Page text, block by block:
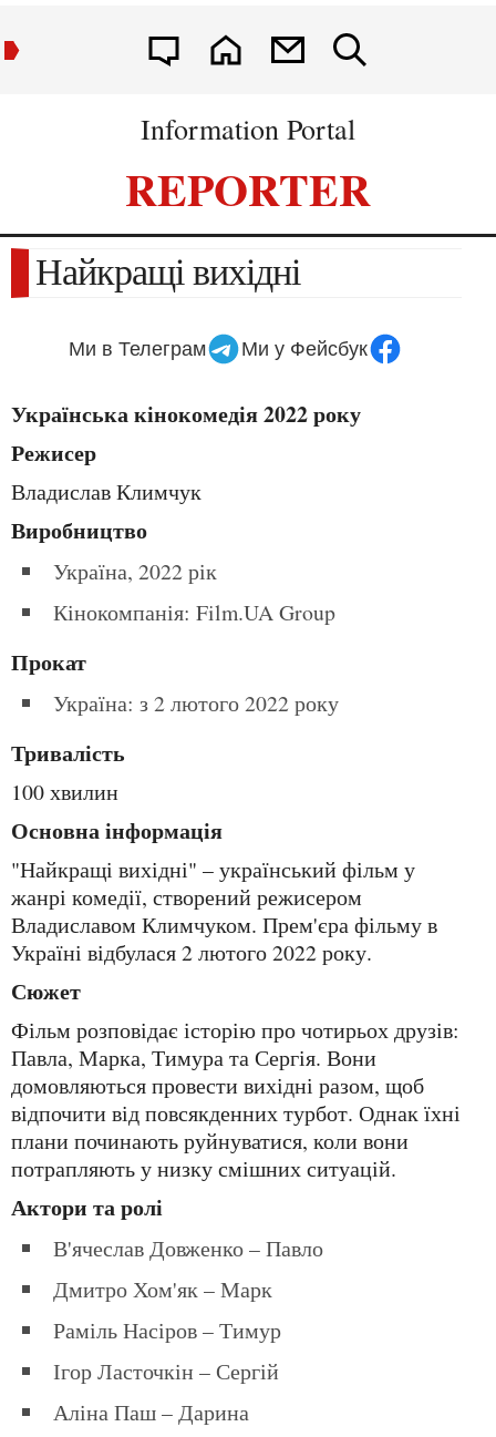
Information Portal
REPORTER
Найкращі вихідні
Ми в Телеграм Ми у Фейсбук
Українська кінокомедія 2022 року
Режисер
Владислав Климчук
Виробництво
Україна, 2022 рік
Кінокомпанія: Film.UA Group
Прокат
Україна: з 2 лютого 2022 року
Тривалість
100 хвилин
Основна інформація
"Найкращі вихідні" – український фільм у
жанрі комедії, створений режисером
Владиславом Климчуком. Прем'єра фільму в
Україні відбулася 2 лютого 2022 року.
Сюжет
Фільм розповідає історію про чотирьох друзів:
Павла, Марка, Тимура та Сергія. Вони
домовляються провести вихідні разом, щоб
відпочити від повсякденних турбот. Однак їхні
плани починають руйнуватися, коли вони
потрапляють у низку смішних ситуацій.
Актори та ролі
В'ячеслав Довженко – Павло
Дмитро Хом'як – Марк
Раміль Насіров – Тимур
Ігор Ласточкін – Сергій
Аліна Паш – Дарина